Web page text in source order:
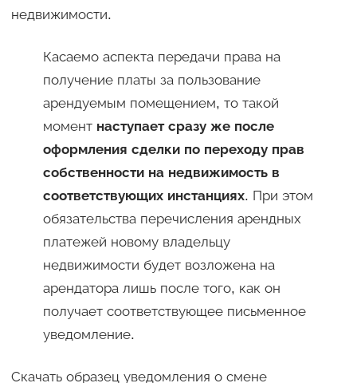
недвижимости.
Касаемо аспекта передачи права на
получение платы за пользование
арендуемым помещением, то такой
момент наступает сразу же после
оформления сделки по переходу прав
собственности на недвижимость в
соответствующих инстанциях. При этом
обязательства перечисления арендных
платежей новому владельцу
недвижимости будет возложена на
арендатора лишь после того, как он
получает соответствующее письменное
уведомление.
Скачать образец уведомления о смене